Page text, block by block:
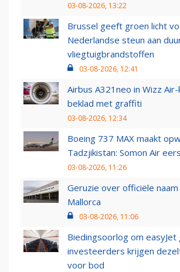
03-08-2026, 13:22
Brussel geeft groen licht
Nederlandse steun aan
vliegtuigbrandstoffen
03-08-2026, 12:41
Airbus A321neo in Wizz
beklad met graffiti
03-08-2026, 12:34
Boeing 737 MAX maakt
Tadzjikistan: Somon Air
03-08-2026, 11:26
Geruzie over officiële
Mallorca
03-08-2026, 11:06
Biedingsoorlog om
investeerders krijgen
voor bod